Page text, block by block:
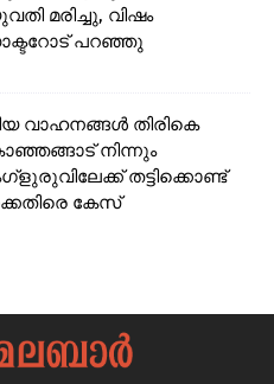
മരിച്ചു, വിഷം
പറഞ്ഞു
വാഹനങ്ങൾ തിരികെ
നിന്നും
തട്ടിക്കൊണ്ട്
കേസ്